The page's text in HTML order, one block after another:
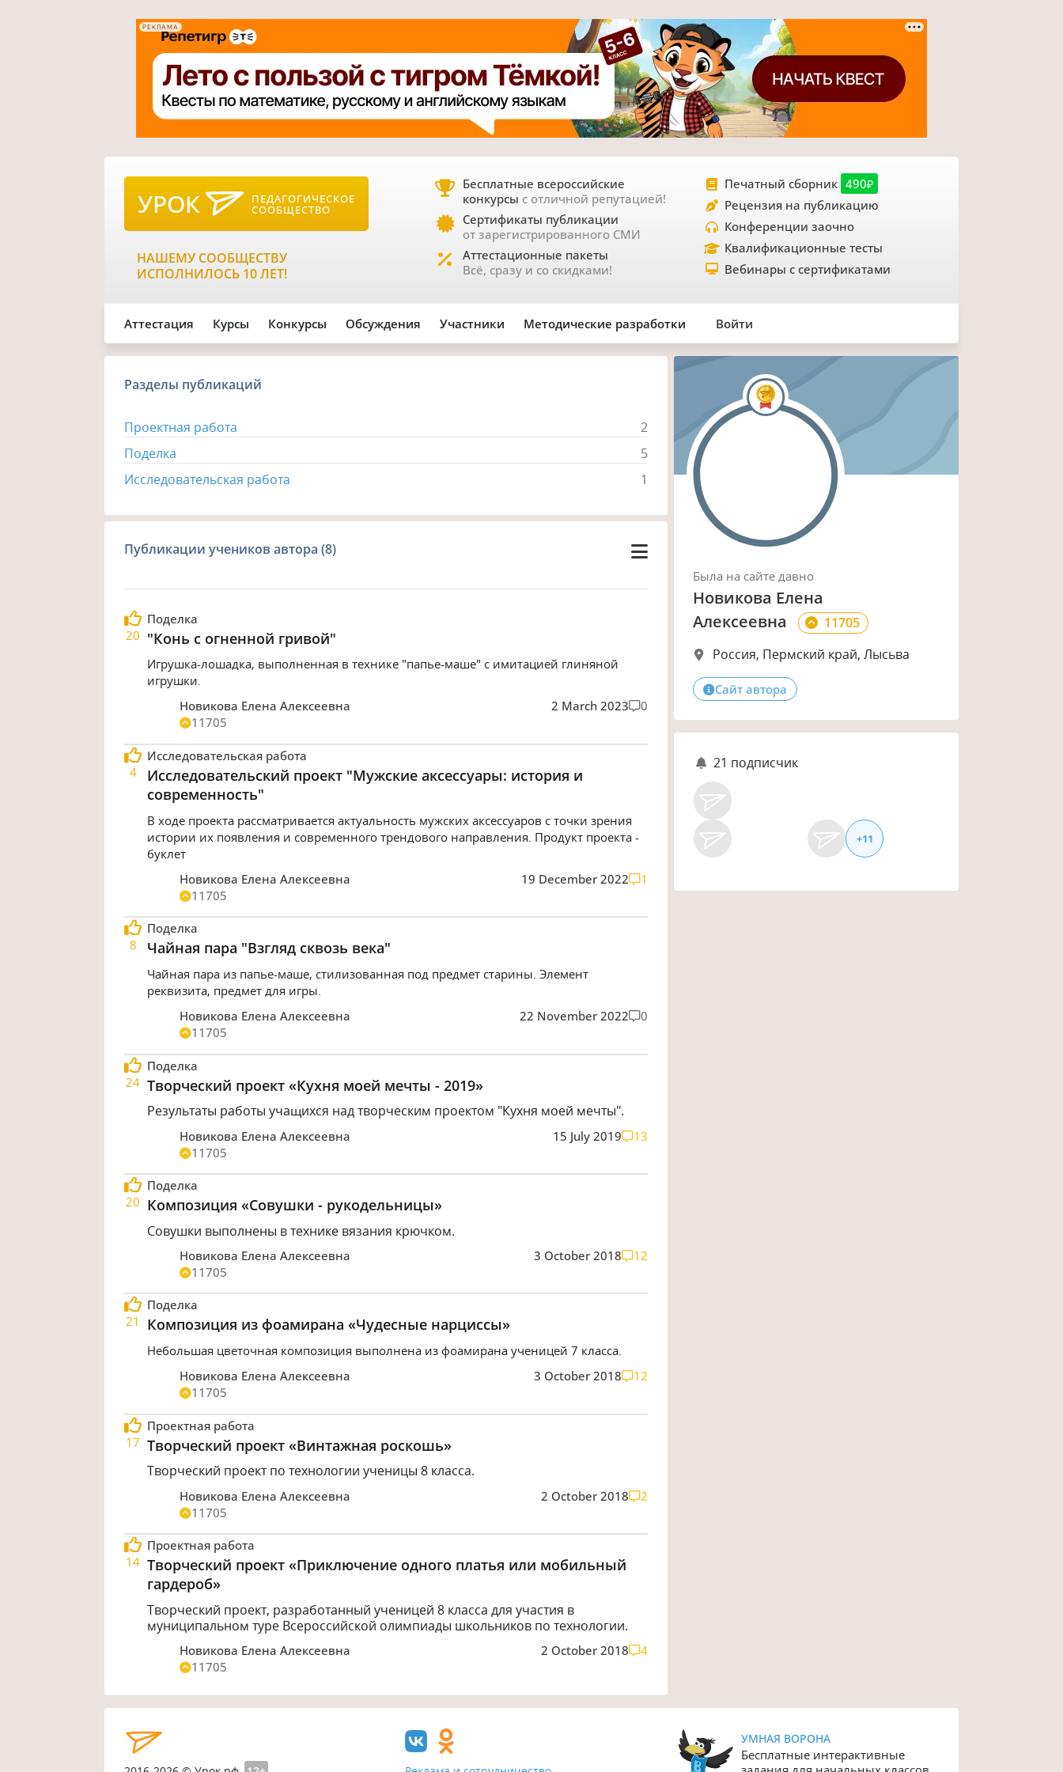
РЕКЛАМА
УРОК ПЕДАГОГИЧЕСКОЕ
СООБЩЕСТВО
НАШЕМУ СООБЩЕСТВУ
ИСПОЛНИЛОСЬ 10 ЛЕТ!
Бесплатные всероссийские
конкурсы с отличной репутацией!
Сертификаты публикации
от зарегистрированного СМИ
Аттестационные пакеты
Всё, сразу и со скидками!
Печатный сборник 490₽
Рецензия на публикацию
Конференции заочно
Квалификационные тесты
Вебинары с сертификатами
Аттестация Курсы Конкурсы Обсуждения Участники Методические разработки Войти
Разделы публикаций
Проектная работа
2
Поделка
5
Исследовательская работа
1
Публикации учеников автора (8)
20
Поделка
"Конь с огненной гривой"
Игрушка-лошадка, выполненная в технике "папье-маше" с имитацией глиняной
игрушки.
Новикова Елена Алексеевна
11705
2 March 2023 0
4
Исследовательская работа
Исследовательский проект "Мужские аксессуары: история и
современность"
В ходе проекта рассматривается актуальность мужских аксессуаров с точки зрения
истории их появления и современного трендового направления. Продукт проекта -
буклет
Новикова Елена Алексеевна
11705
19 December 2022 1
8
Поделка
Чайная пара "Взгляд сквозь века"
Чайная пара из папье-маше, стилизованная под предмет старины. Элемент
реквизита, предмет для игры.
Новикова Елена Алексеевна
11705
22 November 2022 0
24
Поделка
Творческий проект «Кухня моей мечты - 2019»
Результаты работы учащихся над творческим проектом "Кухня моей мечты".
Новикова Елена Алексеевна
11705
15 July 2019 13
20
Поделка
Композиция «Совушки - рукодельницы»
Совушки выполнены в технике вязания крючком.
Новикова Елена Алексеевна
11705
3 October 2018 12
21
Поделка
Композиция из фоамирана «Чудесные нарциссы»
Небольшая цветочная композиция выполнена из фоамирана ученицей 7 класса.
Новикова Елена Алексеевна
11705
3 October 2018 12
17
Проектная работа
Творческий проект «Винтажная роскошь»
Творческий проект по технологии ученицы 8 класса.
Новикова Елена Алексеевна
11705
2 October 2018 2
14
Проектная работа
Творческий проект «Приключение одного платья или мобильный
гардероб»
Творческий проект, разработанный ученицей 8 класса для участия в
муниципальном туре Всероссийской олимпиады школьников по технологии.
Новикова Елена Алексеевна
11705
2 October 2018 4
Была на сайте давно
Новикова Елена
Алексеевна
11705
Россия, Пермский край, Лысьва
Сайт автора
21 подписчик
+11
УМНАЯ ВОРОНА
Бесплатные интерактивные